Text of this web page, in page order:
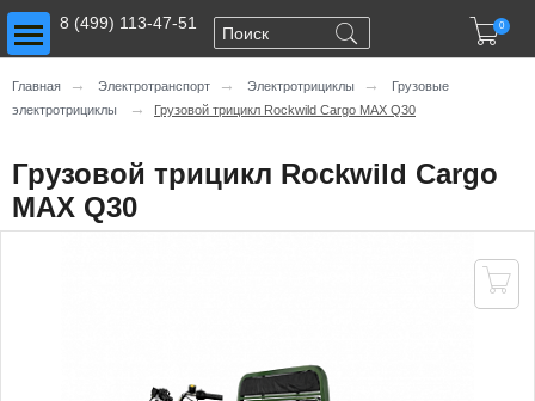
0
8 (499) 113-47-51
Toggle main menu visibility
Главная → Электротранспорт → Электротрициклы →
Грузовые
электротрициклы
→ Грузовой трицикл Rockwild Cargo MAX Q30
Грузовой трицикл Rockwild Cargo
MAX Q30
